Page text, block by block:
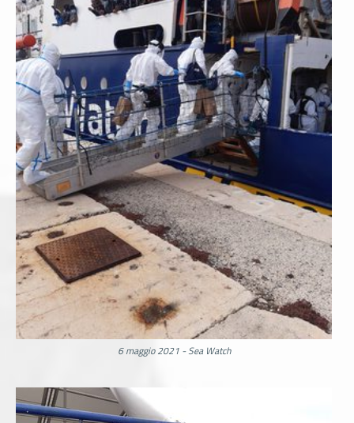
6 maggio 2021 - Sea Watch